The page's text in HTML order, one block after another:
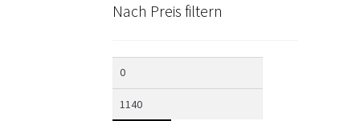
Nach Preis filtern